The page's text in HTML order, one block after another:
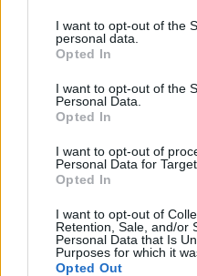
I want to opt-out of the
personal data.
Opted In
I want to opt-out of the
Personal Data.
Opted In
I want to opt-out of
Personal Data for
Opted In
I want to opt-out of
Retention, Sale, and/or
Personal Data that Is
Purposes for which it
Opted Out
zemědělských plochách.
zásahy další rozvoj
nezastavily, uvádí Aktuálně.cz
Podle článku „Studie: Víc
příjmy ČEZ“ zveřejněném